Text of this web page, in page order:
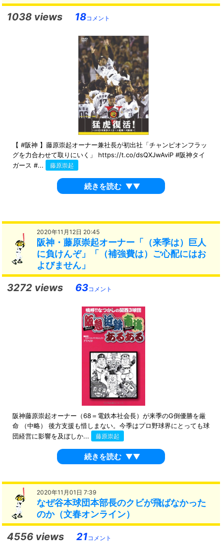
1038 views 18コメント
【 #阪神 】藤原崇起オーナー兼社長が初出社「チャンピオンフラッ
グを力合わせて取りにいく」 https://t.co/dsQXJwAviP #阪神タイ
ガース #...
藤原崇起
続きを読む ▼▼
2020年11月12日 20:45
阪神・藤原崇起オーナー「（来季は）巨人
に負けんぞ」「（補強費は）ご心配にはお
よびません」
3272 views 63コメント
阪神藤原崇起オーナー（68＝電鉄本社会長）が来季のG倒優勝を厳
命 （中略） 後方支援も惜しまない。今季はプロ野球界にとっても球
団経営に影響を及ぼしか...
藤原崇起
続きを読む ▼▼
2020年11月01日 7:39
なぜ谷本球団本部長のクビが飛ばなかった
のか（文春オンライン）
4556 views 21コメント